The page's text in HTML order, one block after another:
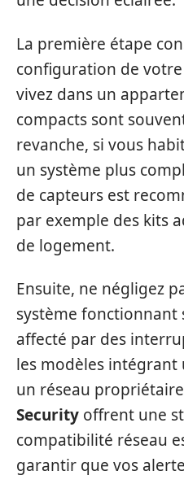
La première étape
configuration de
vivez dans un
compacts sont
revanche, si vous
un système plus
de capteurs est
par exemple des kits
de logement.
Ensuite, ne négligez
système fonctionnant
affecté par des
les modèles intégrant
un réseau
Security offrent une
compatibilité réseau
garantir que vos